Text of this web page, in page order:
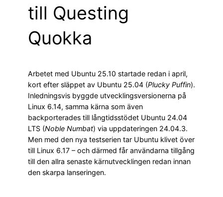
till Questing
Quokka
Arbetet med Ubuntu 25.10 startade redan i april,
kort efter släppet av Ubuntu 25.04 (Plucky Puffin).
Inledningsvis byggde utvecklingsversionerna på
Linux 6.14, samma kärna som även
backporterades till långtidsstödet Ubuntu 24.04
LTS (Noble Numbat) via uppdateringen 24.04.3.
Men med den nya testserien tar Ubuntu klivet över
till Linux 6.17 – och därmed får användarna tillgång
till den allra senaste kärnutvecklingen redan innan
den skarpa lanseringen.